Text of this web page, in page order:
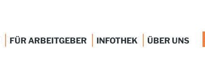
| FÜR ARBEITGEBER | INFOTHEK | ÜBER UNS